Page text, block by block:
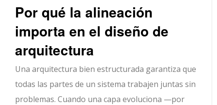
Por qué la alineación
importa en el diseño de
arquitectura
Una arquitectura bien estructurada garantiza que
todas las partes de un sistema trabajen juntas sin
problemas. Cuando una capa evoluciona —por